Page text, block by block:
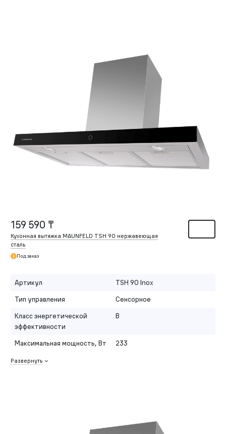
159 590 ₸
Кухонная вытяжка MAUNFELD TSH 90 нержавеющая
сталь
Под заказ
Артикул
TSH 90 Inox
Тип управления
Сенсорное
Класс энергетической
эффективности
B
Максимальная мощность, Вт 233
Развернуть